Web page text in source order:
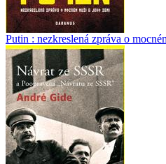
Putin : nezkreslená zpráva o